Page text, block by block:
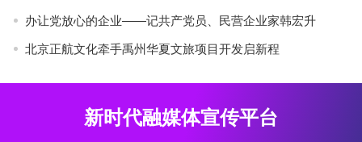
办让党放心的企业——记共产党员、民营企业家韩宏升
北京正航文化牵手禹州华夏文旅项目开发启新程
新时代融媒体宣传平台